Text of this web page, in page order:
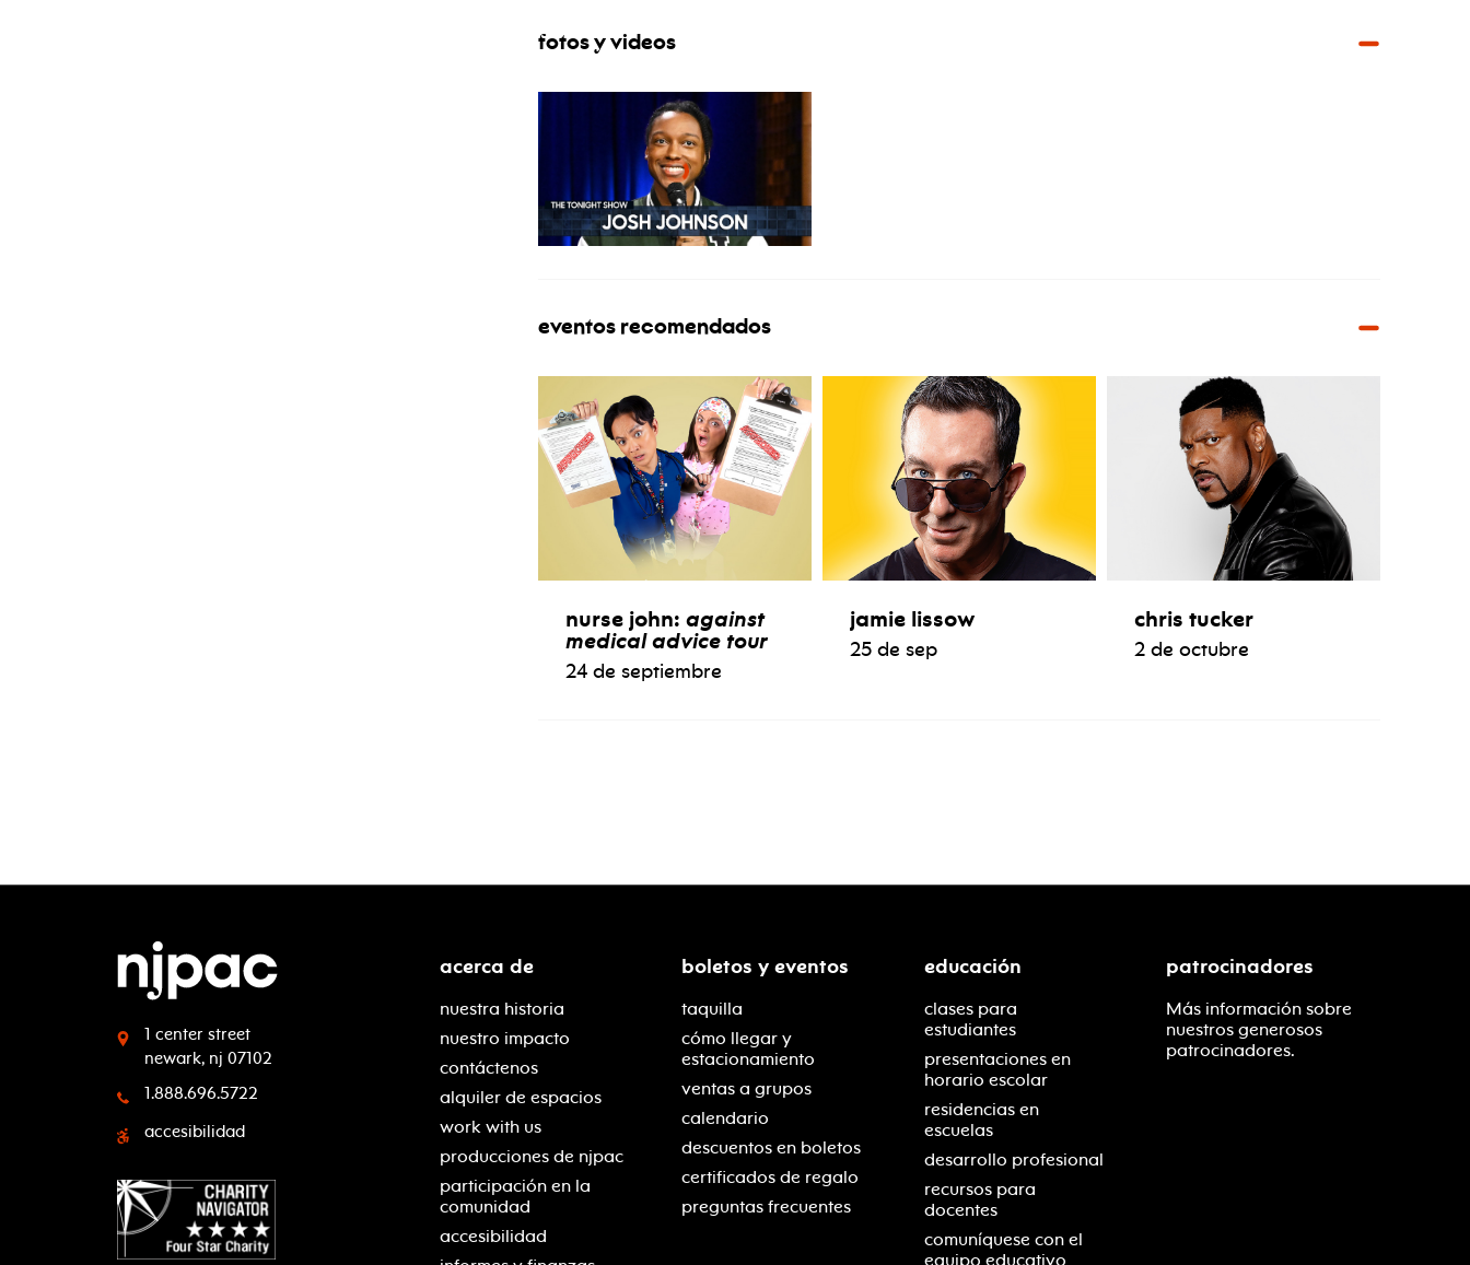
fotos y videos
eventos recomendados
nurse john: against
medical advice tour
24 de septiembre
jamie lissow
25 de sep
chris tucker
2 de octubre
1 center street
newark, nj 07102
1.888.696.5722
accesibilidad
acerca de
nuestra historia
nuestro impacto
contáctenos
alquiler de espacios
work with us
producciones de njpac
participación en la
comunidad
accesibilidad
boletos y eventos
taquilla
cómo llegar y
estacionamiento
ventas a grupos
calendario
descuentos en boletos
certificados de regalo
preguntas frecuentes
educación
clases para
estudiantes
presentaciones en
horario escolar
residencias en
escuelas
desarrollo profesional
recursos para
docentes
comuníquese con el
equipo educativo
patrocinadores
Más información sobre
nuestros generosos
patrocinadores.